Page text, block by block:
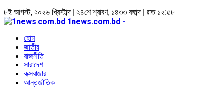
৮ই আগস্ট, ২০২৬ খ্রিস্টাব্দ | ২৪শে শ্রাবণ, ১৪৩৩ বঙ্গাব্দ | রাত ১২:৫৮
1news.com.bd -
হোম
জাতীয়
রাজনীতি
সারাদেশ
কক্সবাজার
আন্তর্জাতিক